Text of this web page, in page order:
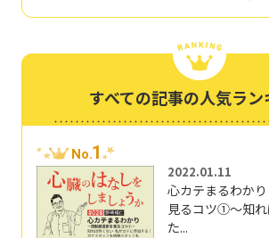
すべての記事の人気ラン
No.1
2022.01.11
心カテまるわか
見るコツ①～知
た...